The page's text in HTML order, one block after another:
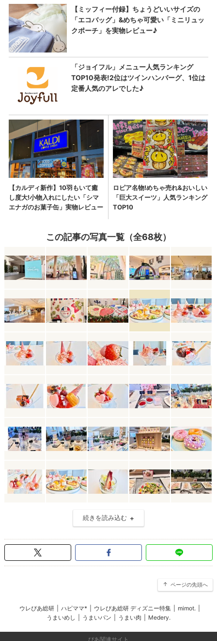
この記事の写真一覧（全68枚）
続きを読み込む
ページの先頭へ
ウレぴあ総研 ハピママ* ウレぴあ総研 ディズニー特集 mimot.
うまいめし
うまいパン うまい肉 Medery.
ぴあ関連サイト